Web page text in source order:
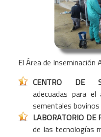
El Área de Inseminación
CENTRO DE
adecuadas para
sementales
LABORATORIO DE
de las tecnologías